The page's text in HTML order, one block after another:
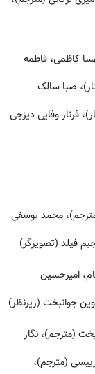
کاظمی، فاطمه
صبا سالک
فرناز وفایی دیزجی
محمد یوسفی
فیلد (تصویرگر)
امیرحسین
جوانبخت (زیرنظر)
(مترجم)، نگار
(مترجم)،